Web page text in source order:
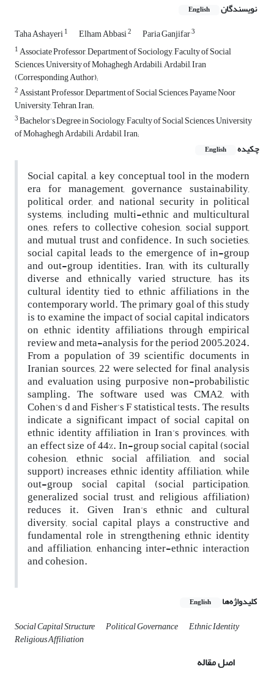
نویسندگان English
Taha Ashayeri1 Elham Abbasi2 Paria Ganjifar3
1Associate Professor, Department of Sociology, Faculty of Social
Sciences, University of Mohaghegh Ardabili, Ardabil, Iran
(Corresponding Author);
2Assistant Professor, Department of Social Sciences, Payame Noor
University, Tehran, Iran;
3Bachelor’s Degree in Sociology, Faculty of Social Sciences, University
of Mohaghegh Ardabili, Ardabil, Iran;
چکیده
English
Social capital, a key conceptual tool in the modern
era for management, governance sustainability,
political order, and national security in political
systems, including multi-ethnic and multicultural
ones, refers to collective cohesion, social support,
and mutual trust and confidence. In such societies,
social capital leads to the emergence of in-group
and out-group identities. Iran, with its culturally
diverse and ethnically varied structure, has its
cultural identity tied to ethnic affiliations in the
contemporary world. The primary goal of this study
is to examine the impact of social capital indicators
on ethnic identity affiliations through empirical
review and meta-analysis for the period 2005–2024.
From a population of 39 scientific documents in
Iranian sources, 22 were selected for final analysis
and evaluation using purposive non-probabilistic
sampling. The software used was CMA2, with
Cohen’s d and Fisher’s F statistical tests. The results
indicate a significant impact of social capital on
ethnic identity affiliation in Iran’s provinces, with
an effect size of 44%. In-group social capital (social
cohesion, ethnic social affiliation, and social
support) increases ethnic identity affiliation, while
out-group social capital (social participation,
generalized social trust, and religious affiliation)
reduces it. Given Iran’s ethnic and cultural
diversity, social capital plays a constructive and
fundamental role in strengthening ethnic identity
and affiliation, enhancing inter-ethnic interaction
and cohesion.
کلیدواژه‌ها English
Social Capital Structure Political Governance Ethnic Identity
Religious Affiliation
اصل مقاله